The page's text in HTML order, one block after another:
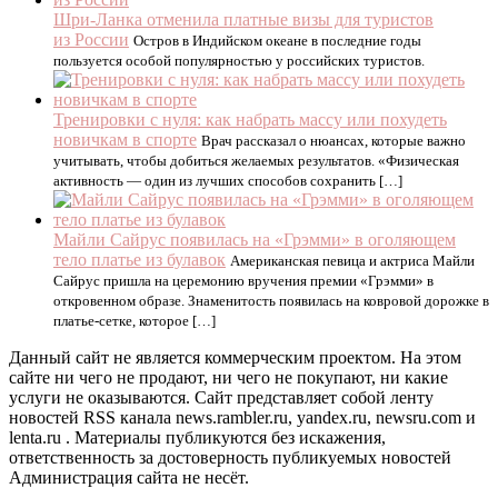
Шри-Ланка отменила платные визы для туристов
из России Остров в Индийском океане в последние годы
пользуется особой популярностью у российских туристов.
Тренировки с нуля: как набрать массу или похудеть
новичкам в спорте Врач рассказал о нюансах, которые важно
учитывать, чтобы добиться желаемых результатов. «‎Физическая
активность — один из лучших способов сохранить […]
Майли Сайрус появилась на «Грэмми» в оголяющем
тело платье из булавок Американская певица и актриса Майли
Сайрус пришла на церемонию вручения премии «Грэмми» в
откровенном образе. Знаменитость появилась на ковровой дорожке в
платье-сетке, которое […]
Данный сайт не является коммерческим проектом. На этом
сайте ни чего не продают, ни чего не покупают, ни какие
услуги не оказываются. Сайт представляет собой ленту
новостей RSS канала news.rambler.ru, yandex.ru, newsru.com и
lenta.ru . Материалы публикуются без искажения,
ответственность за достоверность публикуемых новостей
Администрация сайта не несёт.